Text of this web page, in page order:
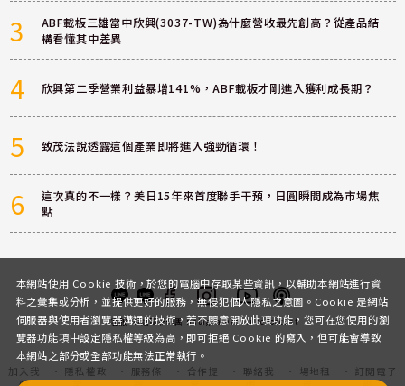
3
ABF載板三雄當中欣興(3037-TW)為什麼營收最先創高？從產品結
構看懂其中差異
4 欣興第二季營業利益暴增141%，ABF載板才剛進入獲利成長期？
5 致茂法說透露這個產業即將進入強勁循環！
6
這次真的不一樣？美日15年來首度聯手干預，日圓瞬間成為市場焦
點
客服 討論區粉絲團InstagramYoutubePodcast
加入我
隱私權政
服務條
合作提
聯絡我
場地租
訂閱電子
本網站使用 Cookie 技術，於您的電腦中存取某些資訊，以輔助本網站進行資
料之彙集或分析，並提供更好的服務，無侵犯個人隱私之意圖。Cookie 是網站
伺服器與使用者瀏覽器溝通的技術，若不願意開放此項功能，您可在您使用的瀏
覽器功能項中設定隱私權等級為高，即可拒絕 Cookie 的寫入，但可能會導致
本網站之部分或全部功能無法正常執行。